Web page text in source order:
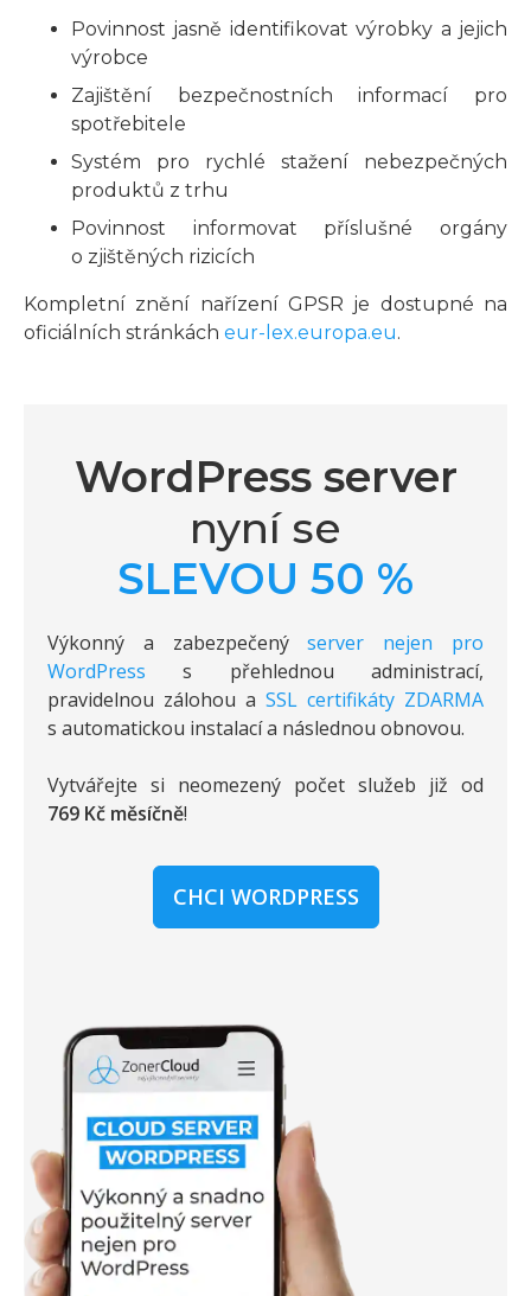
Povinnost jasně identifikovat výrobky a jejich
výrobce
Zajištění bezpečnostních informací pro
spotřebitele
Systém pro rychlé stažení nebezpečných
produktů z trhu
Povinnost informovat příslušné orgány
o zjištěných rizicích
Kompletní znění nařízení GPSR je dostupné na
oficiálních stránkách eur-lex.europa.eu.
WordPress server
nyní se
SLEVOU 50 %
Výkonný a zabezpečenýserver nejen pro
WordPress s přehlednou administrací,
pravidelnou zálohou a SSL certifikáty ZDARMA
s automatickou instalací a následnou obnovou.
Vytvářejte si neomezený počet služeb již od
769 Kč měsíčně!
CHCI WORDPRESS